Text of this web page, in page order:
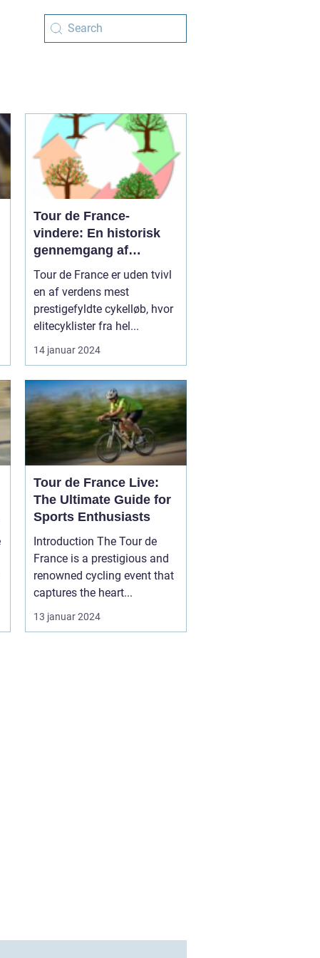
Tour de France-
vindere: En historisk
gennemgang af
cykelsportens største
triumfer
Tour de France er uden tvivl
en af verdens mest
prestigefyldte cykelløb, hvor
elitecyklister fra hel...
14 januar 2024
Tour de France Live:
The Ultimate Guide for
Sports Enthusiasts
Introduction The Tour de
France is a prestigious and
renowned cycling event that
captures the heart...
13 januar 2024